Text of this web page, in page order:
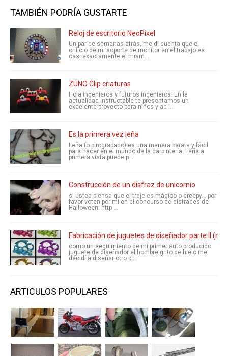
TAMBIÉN PODRÍA GUSTARTE
Reloj de escritorio NeoPixel
Un par de semanas atrás, me di cuenta que el
orificio de mi soporte de monitor en el trabajo es
casi exactamente el mism ...
ZUNO Clip criaturas
Hola ingenieros y futuros ingenieros! En la
actualidad instructable te presentamos un
excelente proyecto para niños y ad ...
Es la primera vez leña
Leña (o pirograbado) es una manera barata y fácil
para hacer en el mundo de la carpintería. Leña a
primera vista puede p ...
Construcción de un disfraz de unicornio
si usted piensa que el traje es mágico o creepy... por
favor voten por mí en el concurso de disfraces de
Halloween: http ...
Fabricación de juguetes de diseñador parte II
como un seguimiento de mi primer auto producido
juguete de diseñador el hombre grito de hielo me
decidí a diseñar otro p ...
ARTICULOS POPULARES